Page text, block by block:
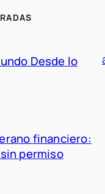
Desde lo
financiero:
permiso